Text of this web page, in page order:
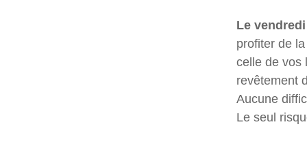
Le
profiter de
celle de vos
revêtement
Aucune
Le seul